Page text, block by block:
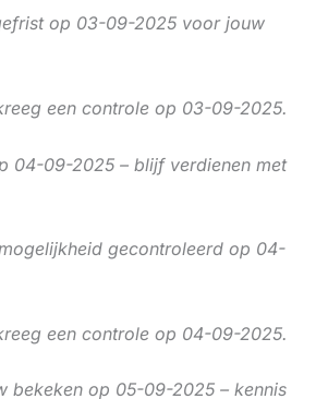
op 03-09-2025 voor jouw
een controle op 03-09-2025.
04-09-2025 – blijf verdienen met
gecontroleerd op 04-
een controle op 04-09-2025.
bekeken op 05-09-2025 – kennis